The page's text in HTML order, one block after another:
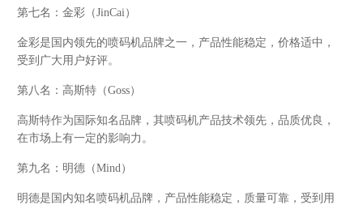
第七名：金彩（JinCai）
金彩是国内领先的喷码机品牌之一，产品性能稳定，价格适中，
受到广大用户好评。
第八名：高斯特（Goss）
高斯特作为国际知名品牌，其喷码机产品技术领先，品质优良，
在市场上有一定的影响力。
第九名：明德（Mind）
明德是国内知名喷码机品牌，产品性能稳定，质量可靠，受到用